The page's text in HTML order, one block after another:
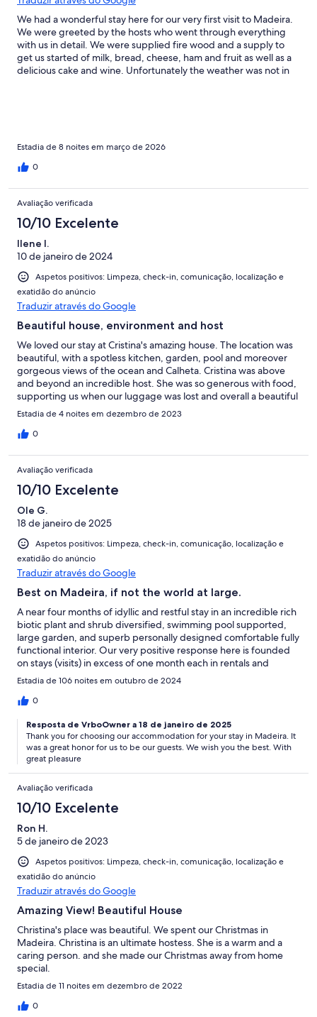
We had a wonderful stay here for our very first visit to Madeira.
We were greeted by the hosts who went through everything
with us in detail. We were supplied fire wood and a supply to
get us started of milk, bread, cheese, ham and fruit as well as a
delicious cake and wine. Unfortunately the weather was not in
Estadia de 8 noites em março de 2026
0
Avaliação verificada
10/10 Excelente
Ilene I.
10 de janeiro de 2024
Aspetos positivos: Limpeza, check-in, comunicação, localização e
exatidão do anúncio
Traduzir através do Google
Beautiful house, environment and host
We loved our stay at Cristina's amazing house. The location was
beautiful, with a spotless kitchen, garden, pool and moreover
gorgeous views of the ocean and Calheta. Cristina was above
and beyond an incredible host. She was so generous with food,
supporting us when our luggage was lost and overall a beautiful
person.
Estadia de 4 noites em dezembro de 2023
0
Avaliação verificada
10/10 Excelente
Ole G.
18 de janeiro de 2025
Aspetos positivos: Limpeza, check-in, comunicação, localização e
exatidão do anúncio
Traduzir através do Google
Best on Madeira, if not the world at large.
A near four months of idyllic and restful stay in an incredible rich
biotic plant and shrub diversified, swimming pool supported,
large garden, and superb personally designed comfortable fully
functional interior. Our very positive response here is founded
on stays (visits) in excess of one month each in rentals and
residences in 18 countries across the world, on a total of five
Estadia de 106 noites em outubro de 2024
0
Resposta de VrboOwner a 18 de janeiro de 2025
Thank you for choosing our accommodation for your stay in Madeira. It
was a great honor for us to be our guests. We wish you the best. With
great pleasure
Avaliação verificada
10/10 Excelente
Ron H.
5 de janeiro de 2023
Aspetos positivos: Limpeza, check-in, comunicação, localização e
exatidão do anúncio
Traduzir através do Google
Amazing View! Beautiful House
Christina's place was beautiful. We spent our Christmas in
Madeira. Christina is an ultimate hostess. She is a warm and a
caring person. and she made our Christmas away from home
special.
Estadia de 11 noites em dezembro de 2022
0